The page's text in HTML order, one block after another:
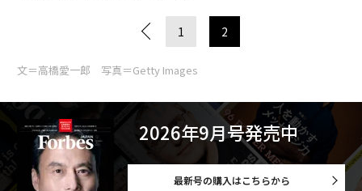
1 2
文＝高橋愛一郎 写真＝Getty Images
2026年9月号発売中
最新号の購入はこちらから